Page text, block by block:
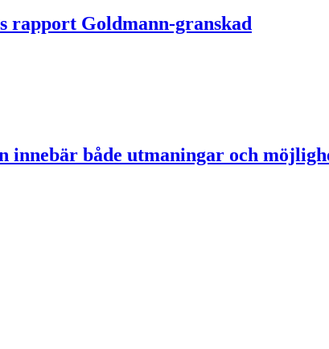
rapport Goldmann-granskad
innebär både utmaningar och